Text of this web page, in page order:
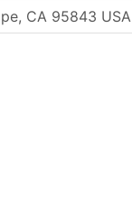
CA 95843 USA